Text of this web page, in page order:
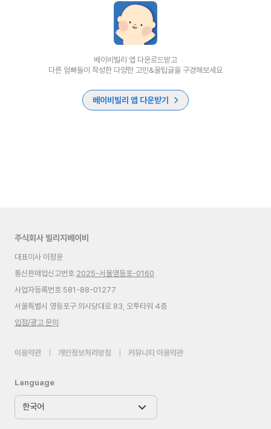
베이비빌리 앱 다운로드받고
다른 엄빠들이 작성한 다양한 고민&꿀팁글을 구경해보세요
베이비빌리 앱 다운받기
주식회사 빌리지베이비
대표이사 이정윤
통신판매업신고번호 2025-서울영등포-0160
사업자등록번호 581-88-01277
서울특별시 영등포구 의사당대로 83, 오투타워 4층
입점/광고 문의
이용약관 개인정보처리방침 커뮤니티 이용약관
Language